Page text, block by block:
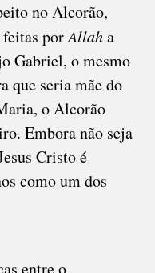
no Alcorão,
feitas porAllaha
Gabriel, o mesmo
que seria mãe do
o Alcorão
Embora não seja
Cristo é
como um dos